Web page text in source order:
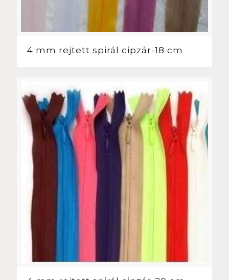
4 mm rejtett spirál cipzár-18 cm